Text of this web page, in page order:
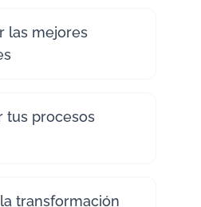
las mejores
tus procesos
transformación